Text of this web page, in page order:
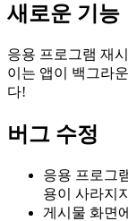
새로운 기능
응용 프로그램 재
이는 앱이 백그라
다!
버그 수정
응용 프로그
용이 사라지
게시물 화면